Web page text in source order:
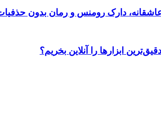
ابزارها را آنلاین بخریم؟